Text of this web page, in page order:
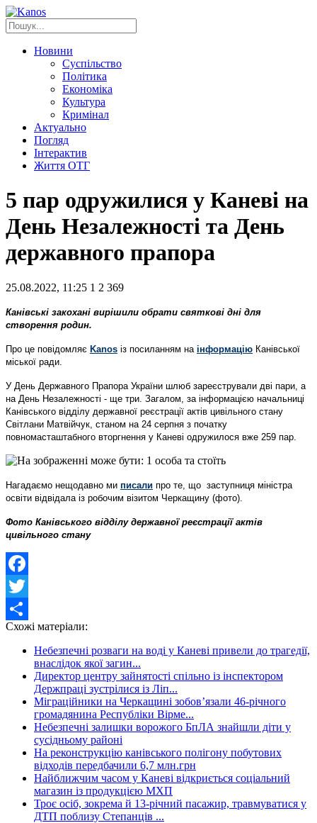
Новини
Суспільство
Політика
Економіка
Культура
Кримінал
Актуально
Погляд
Інтерактив
Життя ОТГ
5 пар одружилися у Каневі на
День Незалежності та День
державного прапора
25.08.2022, 11:25 1 2 369
Канівські закохані вирішили обрати святкові дні для
створення родин.
Про це повідомляє Kanos із посиланням на інформацію Канівської
міської ради.
У День Державного Прапора України шлюб зареєстрували дві пари, а
на День Незалежності - ще три. Загалом, за інформацією начальниці
Канівського відділу державної реєстрації актів цивільного стану
Світлани Матвійчук, станом на 24 серпня з початку
повномасташтабного вторгнення у Каневі одружилося вже 259 пар.
Нагадаємо нещодавно ми писали про те, що заступниця міністра
освіти відвідала із робочим візитом Черкащину (фото).
Фото Канівського відділу державної реєстрації актів
цивільного стану
Facebook
Twitter
Share
Схожі матеріали:
Небезпечні розваги на воді у Каневі привели до трагедії,
внаслідок якої загин...
Директор центру зайнятості спільно із інспектором
Держпраці зустрілися із Ліп...
Міграційники на Черкащині зобов’язали 46-річного
громадянина Республіки Вірме...
Небезпечні залишки ворожого БпЛА знайшли діти у
сусідньому районі
На реконструкцію канівського полігону побутових
відходів передбачили 6,7 млн.грн
Найближчим часом у Каневі відкриється соціальний
магазин із продукцією МХП
Троє осіб, зокрема й 13-річний пасажир, травмуватися у
ДТП поблизу Степанців ...